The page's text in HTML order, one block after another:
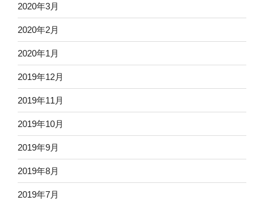
2020年3月
2020年2月
2020年1月
2019年12月
2019年11月
2019年10月
2019年9月
2019年8月
2019年7月